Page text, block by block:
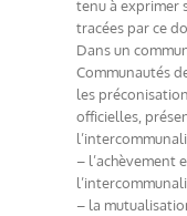
tenu à exprimer
tracées par ce
Dans un
Communautés
les
officielles,
– l’achèvement
– la